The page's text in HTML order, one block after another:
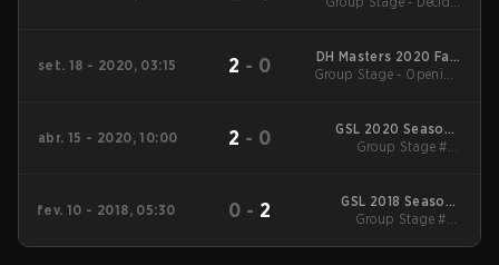
set. 18 - 2020, 03:15 2 - 0
DH Masters 2020 Fall:
Season Finals Season
Group Stage - Opening
abr. 15 - 2020, 10:00 2 - 0
GSL 2020 Season 1
Code S
Group Stage #1 -
fev. 10 - 2018, 05:30 0 - 2
GSL 2018 Season 1
Code S
Group Stage #2 -